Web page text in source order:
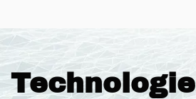
Technologie